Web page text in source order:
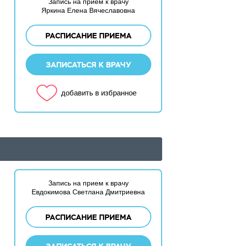
Яркина Елена Вячеславовна
РАСПИСАНИЕ ПРИЕМА
ЗАПИСАТЬСЯ К ВРАЧУ
добавить в избранное
Запись на прием к врачу
Евдокимова Светлана Дмитриевна
РАСПИСАНИЕ ПРИЕМА